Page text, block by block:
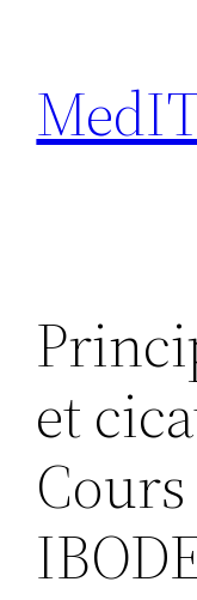
contenu
et